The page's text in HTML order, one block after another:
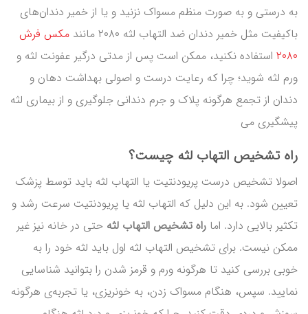
به درستی و به صورت منظم مسواک نزنید و یا از خمیر دندان‌های
باکیفیت مثل خمیر دندان ضد التهاب لثه ۲۰۸۰ مانند
مکس فرش
۲۰۸۰ استفاده نکنید، ممکن است پس از مدتی درگیر عفونت لثه و
ورم لثه شوید؛ چرا که رعایت درست و اصولی بهداشت دهان و
دندان از تجمع هرگونه پلاک و جرم دندانی جلوگیری و از بیماری لثه
پیشگیری می
راه تشخیص التهاب لثه چیست؟
اصولا تشخیص درست پریودنتیت یا التهاب لثه باید توسط پزشک
تعیین شود. به این دلیل که التهاب لثه یا پریودنتیت سرعت رشد و
تکثیر بالایی دارد. اما راه تشخیص التهاب لثه حتی در خانه نیز غیر
ممکن نیست. برای تشخیص التهاب لثه اول باید لثه خود را به
خوبی بررسی کنید تا هرگونه ورم و قرمز شدن را بتوانید شناسایی
نمایید. سپس، هنگام مسواک زدن، به خونریزی، یا تجربه‌ی هرگونه